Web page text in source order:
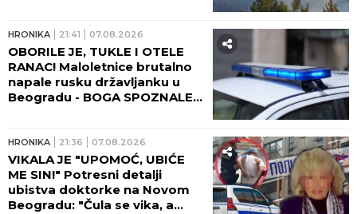
HRONIKA 21:41 07.08.2026
OBORILE JE, TUKLE I OTELE
RANAC! Maloletnice brutalno
napale rusku državljanku u
Beogradu - BOGA SPOZNALE
HRONIKA 21:36 07.08.2026
VIKALA JE "UPOMOĆ, UBIĆE
ME SIN!" Potresni detalji
ubistva doktorke na Novom
Beogradu: "Čula se vika, a